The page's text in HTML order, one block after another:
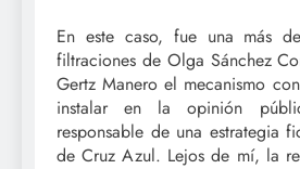
En este caso, fue una más
filtraciones de Olga Sánchez
Gertz Manero el mecanismo
instalar en la opinión
responsable de una estrategia
de Cruz Azul. Lejos de mí, la